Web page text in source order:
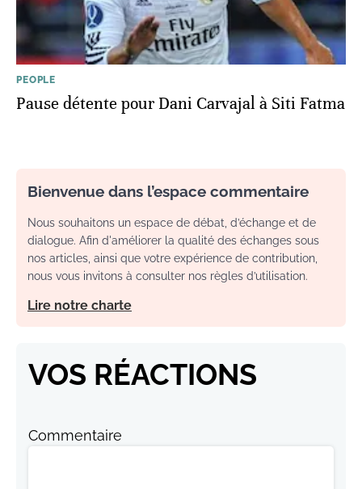
PEOPLE
Pause détente pour Dani Carvajal à Siti Fatma
Bienvenue dans l’espace commentaire
Nous souhaitons un espace de débat, d’échange et de
dialogue. Afin d'améliorer la qualité des échanges sous
nos articles, ainsi que votre expérience de contribution,
nous vous invitons à consulter nos règles d’utilisation.
Lire notre charte
VOS RÉACTIONS
Commentaire